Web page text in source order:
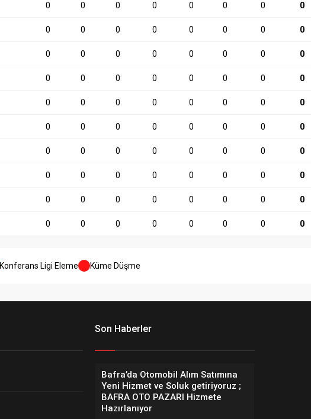
0 0 0 0 0 0 0 0
0 0 0 0 0 0 0 0
0 0 0 0 0 0 0 0
0 0 0 0 0 0 0 0
0 0 0 0 0 0 0 0
0 0 0 0 0 0 0 0
0 0 0 0 0 0 0 0
0 0 0 0 0 0 0 0
0 0 0 0 0 0 0 0
0 0 0 0 0 0 0 0
Konferans Ligi Eleme Küme Düşme
Son Haberler
Bafra’da Otomobil Alım Satımına
Yeni Hizmet ve Soluk getiriyoruz ;
BAFRA OTO PAZARI Hizmete
Hazırlanıyor